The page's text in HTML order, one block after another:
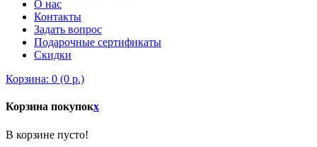
О нас
Контакты
Задать вопрос
Подарочные сертификаты
Скидки
Корзина: 0 (0 р.)
Корзина покупокx
В корзине пусто!